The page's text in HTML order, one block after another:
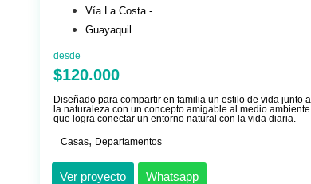
Vía La Costa -
Guayaquil
desde
$120.000
Diseñado para compartir en familia un estilo de vida junto a
la naturaleza con un concepto amigable al medio ambiente
que logra conectar un entorno natural con la vida diaria.
Casas, Departamentos
Ver proyecto Whatsapp